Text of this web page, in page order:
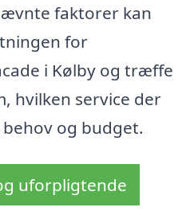
faktorer kan
for
i Kølby og træffe
hvilken service der
og budget.
uforpligtende